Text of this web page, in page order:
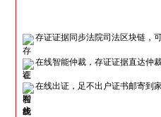
存证证据同步法院司法区块链，
在线智能仲裁，存证证据直达仲
在线出证，足不出户证书邮寄到家